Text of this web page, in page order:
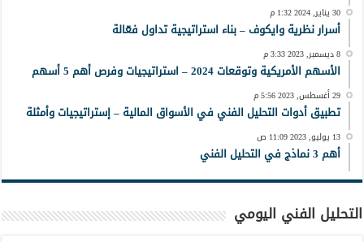
30 يناير, 2024 1:32 م
أسرار نظرية وايكوف – بناء استراتيجية تداول فعّالة
8 ديسمبر, 2023 3:33 م
الأسهم الأمريكية وتوقعات 2024 – استراتيجيات وفرص أهم 5 أسهم
29 أغسطس, 2023 5:56 م
تطبيق أدوات التحليل الفني في الأسواق المالية – إستراتيجيات وأمثلة
13 يوليو, 2023 11:09 ص
أهم 3 نماذج في التحليل الفني
التحليل الفني اليومي